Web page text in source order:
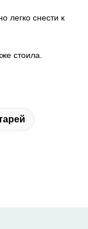
легко снести к
стоила.